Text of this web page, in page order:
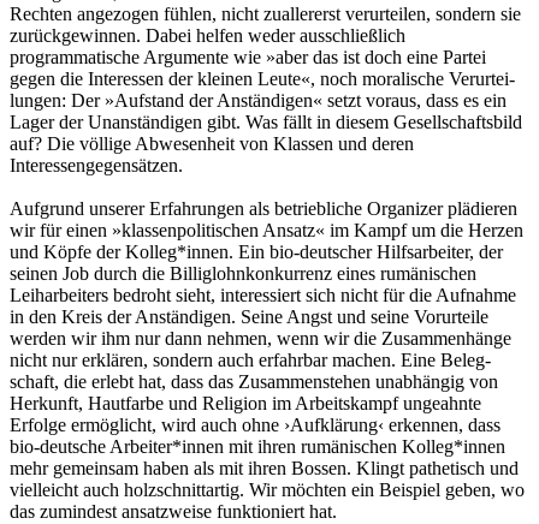
Rechten angezogen fühlen, nicht zuallererst verurteilen, sondern sie
zu­rückgewinnen. Dabei helfen weder ausschließ­lich
programmatische Argumente wie »aber das ist doch eine Partei
gegen die Interessen der kleinen Leute«, noch moralische Verurtei­
lungen: Der »Aufstand der Anständigen« setzt voraus, dass es ein
Lager der Unanständigen gibt. Was fällt in diesem Gesellschaftsbild
auf? Die völlige Abwesenheit von Klassen und deren
Interessengegensätzen.
Aufgrund unserer Erfahrungen als betriebliche Organizer plädieren
wir für einen »klassenpolitischen Ansatz« im Kampf um die Herzen
und Köpfe der Kolleg*innen. Ein bio-deutscher Hilfsarbeiter, der
seinen Job durch die Billiglohnkonkurrenz eines rumäni­schen
Leiharbeiters bedroht sieht, interessiert sich nicht für die Aufnahme
in den Kreis der Anständigen. Seine Angst und seine Vorurteile
werden wir ihm nur dann nehmen, wenn wir die Zusammenhänge
nicht nur erklären, sondern auch erfahrbar machen. Eine Beleg­
schaft, die erlebt hat, dass das Zusammenste­hen unabhängig von
Herkunft, Hautfarbe und Religion im Arbeitskampf ungeahnte
Erfolge ermöglicht, wird auch ohne ›Aufklärung‹ erkennen, dass
bio-deutsche Arbeiter*innen mit ihren rumänischen Kolleg*innen
mehr gemeinsam haben als mit ihren Bossen. Klingt pathetisch und
vielleicht auch holzschnittar­tig. Wir möchten ein Beispiel geben, wo
das zumindest ansatzweise funktioniert hat.